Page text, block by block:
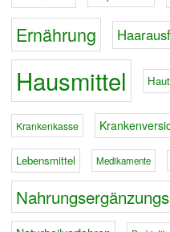
Ernährung
Hausmittel Haut
Krankenkasse
Lebensmittel Medikamente